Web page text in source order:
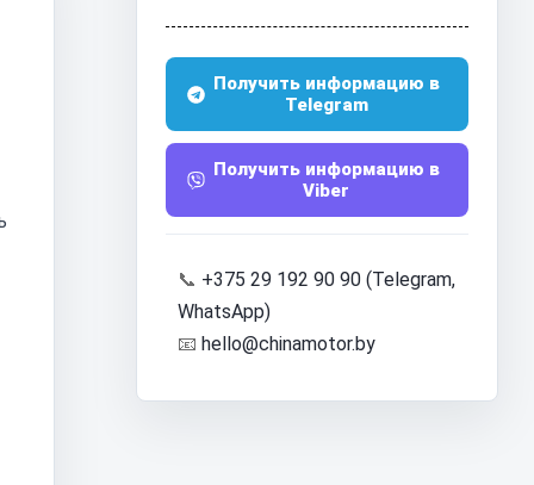
Получить информацию в
Telegram
Получить информацию в
Viber
📞 +375 29 192 90 90 (Telegram,
WhatsApp)
📧 hello@chinamotor.by